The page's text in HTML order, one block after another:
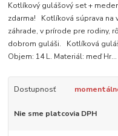
Kotlíkový gulášový set +
zdarma! Kotlíková súprava na
záhrade, v prírode pre rodiny,
dobrom guláši. Kotlíková
Objem: 14 L. Materiál: meď Hr...
Dostupnosť
Nie sme platcovia DPH